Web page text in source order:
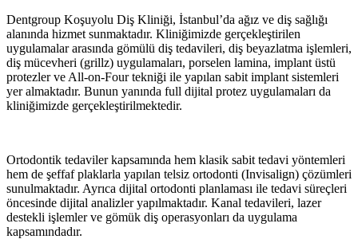
Dentgroup Koşuyolu Diş Kliniği, İstanbul’da ağız ve diş sağlığı
alanında hizmet sunmaktadır. Kliniğimizde gerçekleştirilen
uygulamalar arasında gömülü diş tedavileri, diş beyazlatma işlemleri,
diş mücevheri (grillz) uygulamaları, porselen lamina, implant üstü
protezler ve All-on-Four tekniği ile yapılan sabit implant sistemleri
yer almaktadır. Bunun yanında full dijital protez uygulamaları da
kliniğimizde gerçekleştirilmektedir.
Ortodontik tedaviler kapsamında hem klasik sabit tedavi yöntemleri
hem de şeffaf plaklarla yapılan telsiz ortodonti (Invisalign) çözümleri
sunulmaktadır. Ayrıca dijital ortodonti planlaması ile tedavi süreçleri
öncesinde dijital analizler yapılmaktadır. Kanal tedavileri, lazer
destekli işlemler ve gömük diş operasyonları da uygulama
kapsamındadır.